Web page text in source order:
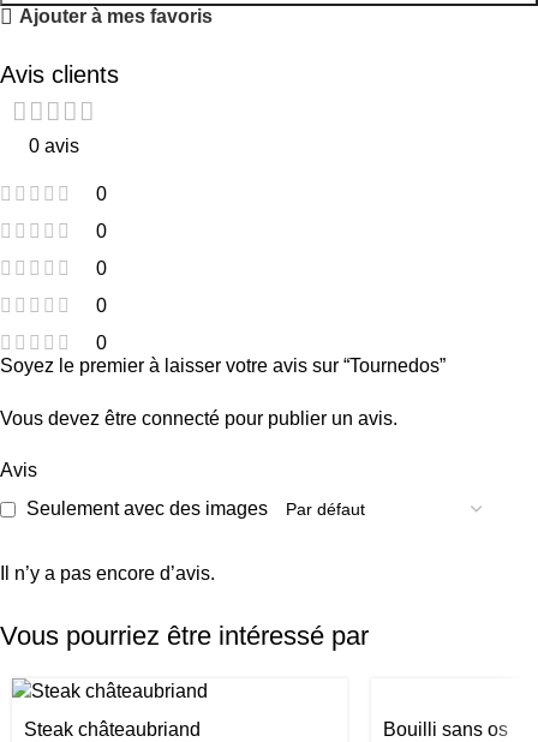
Ajouter à mes favoris
Avis clients
0 avis
0
0
0
0
0
Avis
Seulement avec des images
Il n’y a pas encore d’avis.
Soyez le premier à laisser votre avis sur “Tournedos”
Vous devez être connecté pour publier un avis.
Vous pourriez être intéressé par
Steak châteaubriand Bouilli sans os